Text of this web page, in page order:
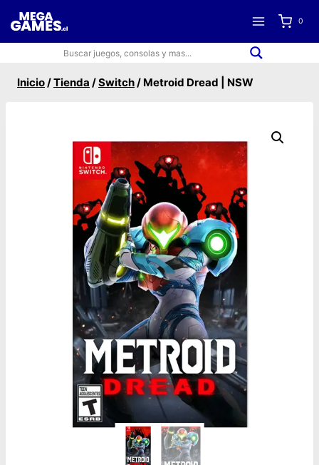
contenido
0
Inicio/Tienda /Switch/ Metroid Dread | NSW